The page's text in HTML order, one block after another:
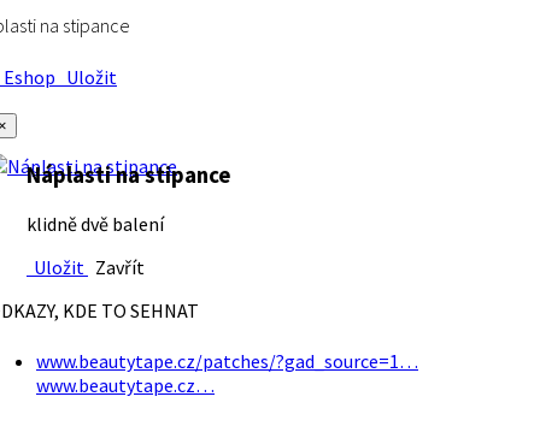
na stipance
Uložit
Náplasti na stipance
klidně dvě balení
Uložit Zavřít
KDE TO SEHNAT
www.beautytape.cz/patches/?gad_source=1…
www.beautytape.cz…